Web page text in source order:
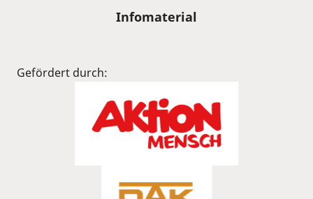
Infomaterial
Gefördert durch: